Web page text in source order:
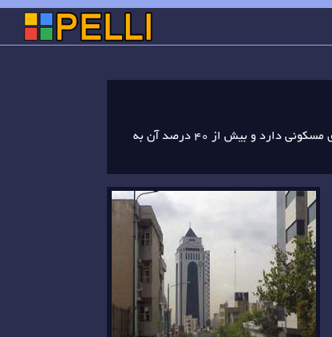
این منطقه به طور تقریبی در مرکز شهر قرار گرفته است و بافتی اداری و تجاری دارد به طوری که تنها 29 درصد سطح منطقه کاربری مسکونی دارد و بیش از 40 درصد آن به